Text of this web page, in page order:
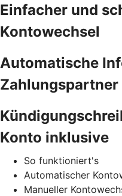
Einfacher und
Kontowechsel
Automatische
Zahlungspartner
Konto inklusive
So funktioniert's
Automatischer
Manueller